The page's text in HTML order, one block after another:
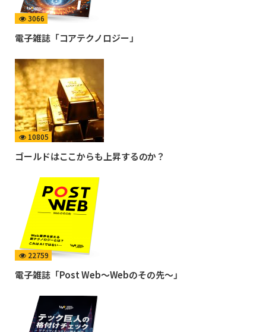
3066
電子雑誌「コアテクノロジー」
10805
ゴールドはここからも上昇するのか？
22759
電子雑誌「Post Web〜Webのその先〜」